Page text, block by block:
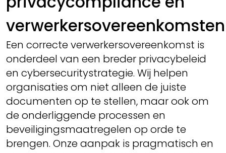
verwerkersovereenkomsten
Een correcte verwerkersovereenkomst is
onderdeel van een breder privacybeleid
en cybersecuritystrategie. Wij helpen
organisaties om niet alleen de juiste
documenten op te stellen, maar ook om
de onderliggende processen en
beveiligingsmaatregelen op orde te
brengen. Onze aanpak is pragmatisch en